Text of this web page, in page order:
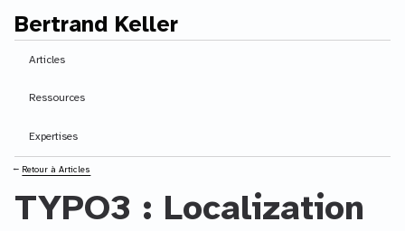
Contenu principal
Bertrand Keller
Articles
Ressources
Expertises
⭠ Retour à Articles
TYPO3 : Localization